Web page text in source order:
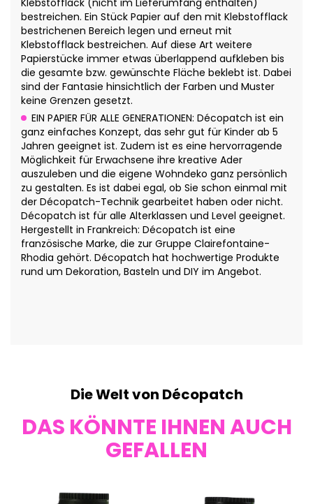
Klebstofflack (nicht im Lieferumfang enthalten)
bestreichen. Ein Stück Papier auf den mit Klebstofflack
bestrichenen Bereich legen und erneut mit
Klebstofflack bestreichen. Auf diese Art weitere
Papierstücke immer etwas überlappend aufkleben bis
die gesamte bzw. gewünschte Fläche beklebt ist. Dabei
sind der Fantasie hinsichtlich der Farben und Muster
keine Grenzen gesetzt.
EIN PAPIER FÜR ALLE GENERATIONEN: Décopatch ist ein
ganz einfaches Konzept, das sehr gut für Kinder ab 5
Jahren geeignet ist. Zudem ist es eine hervorragende
Möglichkeit für Erwachsene ihre kreative Ader
auszuleben und die eigene Wohndeko ganz persönlich
zu gestalten. Es ist dabei egal, ob Sie schon einmal mit
der Décopatch-Technik gearbeitet haben oder nicht.
Décopatch ist für alle Alterklassen und Level geeignet.
Hergestellt in Frankreich: Décopatch ist eine
französische Marke, die zur Gruppe Clairefontaine-
Rhodia gehört. Décopatch hat hochwertige Produkte
rund um Dekoration, Basteln und DIY im Angebot.
Die Welt von Décopatch
DAS KÖNNTE IHNEN AUCH
GEFALLEN